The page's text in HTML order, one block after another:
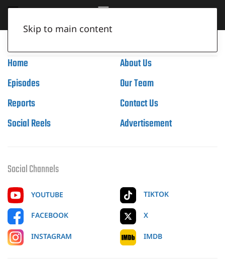
Skip to main content
Home
Episodes
Reports
Social Reels
About Us
Our Team
Contact Us
Advertisement
Social Channels
YOUTUBE
FACEBOOK
INSTAGRAM
TIKTOK
X
IMDB